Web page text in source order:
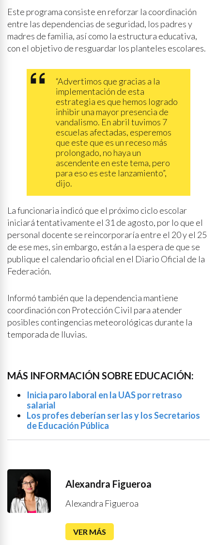
Este programa consiste en reforzar la coordinación
entre las dependencias de seguridad, los padres y
madres de familia, así como la estructura educativa,
con el objetivo de resguardar los planteles escolares.
“Advertimos que gracias a la
implementación de esta
estrategia es que hemos logrado
inhibir una mayor presencia de
vandalismo. En abril tuvimos 7
escuelas afectadas, esperemos
que este que es un receso más
prolongado, no haya un
ascendente en este tema, pero
para eso es este lanzamiento”,
dijo.
La funcionaria indicó que el próximo ciclo escolar
iniciará tentativamente el 31 de agosto, por lo que el
personal docente se reincorporaría entre el 20 y el 25
de ese mes, sin embargo, están a la espera de que se
publique el calendario oficial en el Diario Oficial de la
Federación.
Informó también que la dependencia mantiene
coordinación con Protección Civil para atender
posibles contingencias meteorológicas durante la
temporada de lluvias.
MÁS INFORMACIÓN SOBRE EDUCACIÓN:
Inicia paro laboral en la UAS por retraso
salarial
Los profes deberían ser las y los Secretarios
de Educación Pública
Alexandra Figueroa
Alexandra Figueroa
VER MÁS